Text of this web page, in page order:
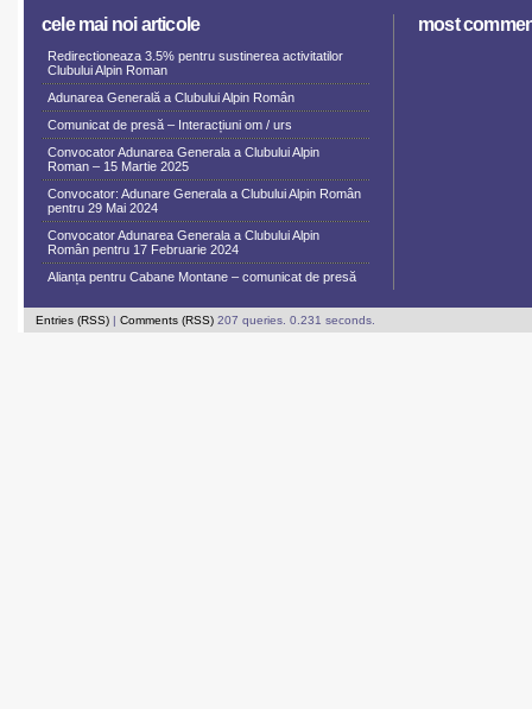
cele mai noi articole
Redirectioneaza 3.5% pentru sustinerea activitatilor
Clubului Alpin Roman
Adunarea Generală a Clubului Alpin Român
Comunicat de presă – Interacțiuni om / urs
Convocator Adunarea Generala a Clubului Alpin
Roman – 15 Martie 2025
Convocator: Adunare Generala a Clubului Alpin Român
pentru 29 Mai 2024
Convocator Adunarea Generala a Clubului Alpin
Român pentru 17 Februarie 2024
Alianța pentru Cabane Montane – comunicat de presă
most
Entries (RSS) | Comments (RSS) 207 queries. 0.231 seconds.